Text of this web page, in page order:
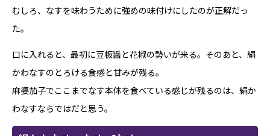
むしろ、なすを味わうために強めの味付けにしたのが正解だっ
た。
口に入れると、最初に豆板醤と花椒の勢いが来る。そのあと、絹
かわなすのとろける食感と甘みが残る。
麻婆茄子でここまでなす本体を食べている感じが残るのは、絹か
わなすならではだと思う。